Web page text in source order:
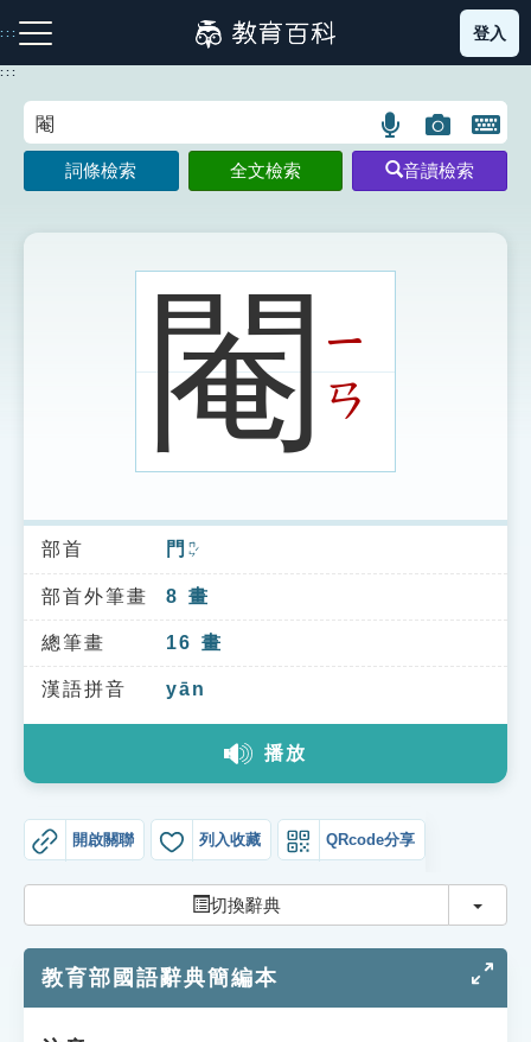
到
主
:::
注音索引圖示 筆畫索引圖示 部首索引表圖示
索引選單
知識索引
單字索引
生命大百科索引
教學應用
貓頭鷹博士
登入
:::
語
言
搜
示
圖
片
搜
開
鍵
圖
詞條檢索 全文檢索 音讀檢索
閹ㄧ
ㄢ
部首 門 ㄇㄣˊ
部首外筆畫 8 畫
總筆畫 16 畫
漢語拼音 yān
播放
開啟關聯 列入收藏 QRcode分享
切換辭典 切換
教育部國語辭典簡編本